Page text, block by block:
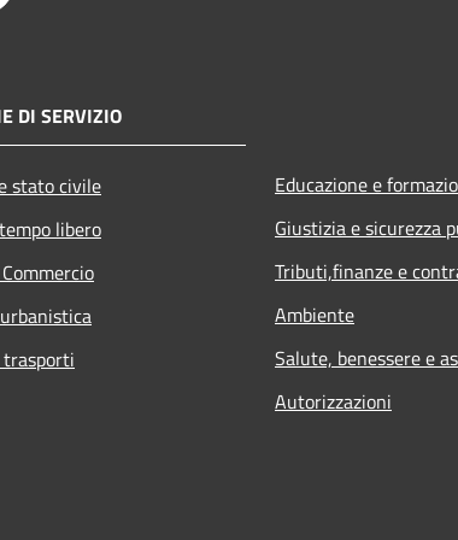
DI SERVIZIO
stato civile
libero
Educazione e
Giustizia e sicurezza
Tributi,finanze e
Ambiente
Salute, benessere e
Autorizzazioni